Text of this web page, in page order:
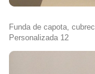
Funda de capota,
Personalizada 12